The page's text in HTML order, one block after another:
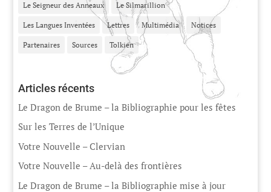
Le Seigneur des Anneaux Le Silmarillion
Les Langues Inventées Lettres Multimédia Notices
Partenaires Sources Tolkien
Articles récents
Le Dragon de Brume – la Bibliographie pour les fêtes
Sur les Terres de l’Unique
Votre Nouvelle – Clervian
Votre Nouvelle – Au-delà des frontières
Le Dragon de Brume – la Bibliographie mise à jour